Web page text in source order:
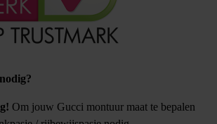
Om jouw Gucci montuur maat te bepalen